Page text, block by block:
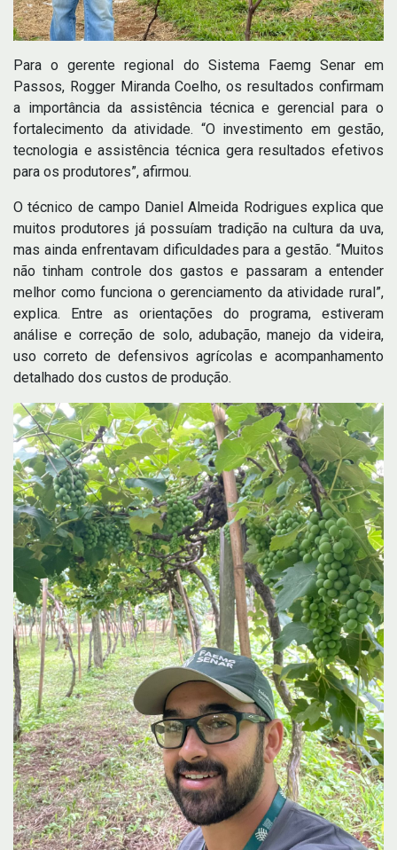
Para o gerente regional do Sistema Faemg Senar em
Passos, Rogger Miranda Coelho, os resultados confirmam
a importância da assistência técnica e gerencial para o
fortalecimento da atividade. “O investimento em gestão,
tecnologia e assistência técnica gera resultados efetivos
para os produtores”, afirmou.
O técnico de campo Daniel Almeida Rodrigues explica que
muitos produtores já possuíam tradição na cultura da uva,
mas ainda enfrentavam dificuldades para a gestão. “Muitos
não tinham controle dos gastos e passaram a entender
melhor como funciona o gerenciamento da atividade rural”,
explica. Entre as orientações do programa, estiveram
análise e correção de solo, adubação, manejo da videira,
uso correto de defensivos agrícolas e acompanhamento
detalhado dos custos de produção.